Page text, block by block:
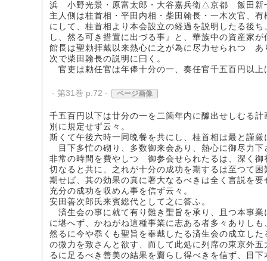
浜 小野光景・原富太郎・大谷嘉兵衛△京都 飯田
主人側は桂首相・平田内相・柴田翰長・一木次官、
にして、桂首相より本会設立の経過を説明したる後
し、然る可き措置に出づる事』と、華族中の資産家
館長は聖勅拝戴以来熱心に之が為に尽力せられつゝ
次で柴田翰長の説明に曰く。
官吏は勅任官は年俸十分の一、奏任官千五百円以上
- 第31巻 p.72 - ページ画像
千五百円以下は廿分の一を二箇年内に醵出せしむる
別に規定せず云々。
斯くて午後六時一同晩餐を共にし、桂首相は最と謹
目下多忙の砌り、多数御来会あり、熱心に御尽力
非常の時間を費やしつゝ御参会せられたるは、深く
切なると共に、之れが十分の成功を期するは至つて
期せば、其の効果の真に著大なるべきは全く言説を
充分の成功を収めん事を信ず云々。
安田善次郎氏来賓総代として之に答ふ。
済生会の事に就て有り難き聖旨を承り、且つ本事
に堪へず、かねがね這種事業に志ある者多々ありし
然るに今や忝くも聖旨を奉戴したる済生会の成立し
の微力を致さんと欲す、而して此処に列席の東京外
るに足るべき善美の結果を齎らし得べきを信ず、目